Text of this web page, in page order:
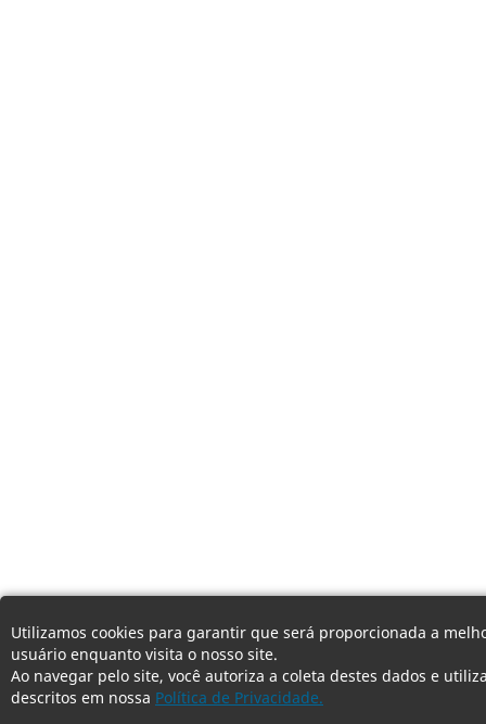
Utilizamos cookies para garantir que será proporcionada a
usuário enquanto visita o nosso site.
Ao navegar pelo site, você autoriza a coleta destes dados e
descritos em nossa Política de Privacidade.